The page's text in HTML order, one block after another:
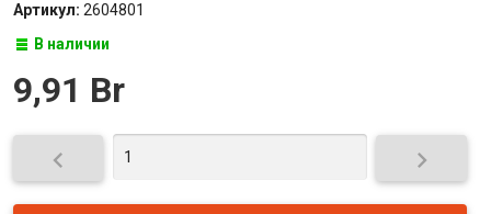
Артикул: 2604801
В наличии
9,91 Br
 